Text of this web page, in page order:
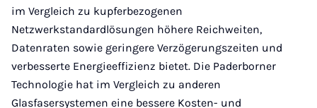
im Vergleich zu kupferbezogenen
Netzwerkstandardlösungen höhere Reichweiten,
Datenraten sowie geringere Verzögerungszeiten und
verbesserte Energieeffizienz bietet. Die Paderborner
Technologie hat im Vergleich zu anderen
Glasfasersystemen eine bessere Kosten- und